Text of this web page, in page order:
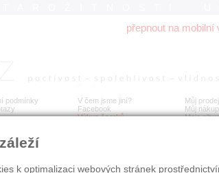
přepnout na mobilní
podmínky
V čem jsme jiní?
Facebook
Výkup šperků
Můj prodej
Můj nákup
Moje
642 Stříbrný pseudoart-deco náramek,
k optimalizaci webových stránek